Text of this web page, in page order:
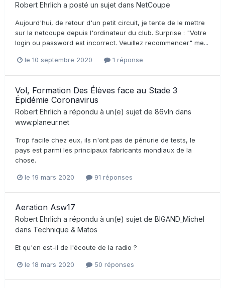
Robert Ehrlich a posté un sujet dans NetCoupe
Aujourd'hui, de retour d'un petit circuit, je tente de le mettre
sur la netcoupe depuis l'ordinateur du club. Surprise : "Votre
login ou password est incorrect. Veuillez recommencer" me...
le 10 septembre 2020 1 réponse
Vol, Formation Des Élèves face au Stade 3
Épidémie Coronavirus
Robert Ehrlich a répondu à un(e) sujet de 86vln dans
www.planeur.net
Trop facile chez eux, ils n'ont pas de pénurie de tests, le
pays est parmi les principaux fabricants mondiaux de la
chose.
le 19 mars 2020 91 réponses
Aeration Asw17
Robert Ehrlich a répondu à un(e) sujet de BIGAND_Michel
dans Technique & Matos
Et qu'en est-il de l'écoute de la radio ?
le 18 mars 2020 50 réponses